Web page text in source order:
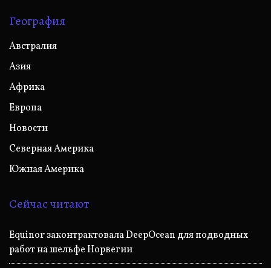
География
Австралия
Азия
Африка
Европа
Новости
Северная Америка
Южная Америка
Сейчас читают
Equinor законтрактовала DeepOcean для подводных
работ на шельфе Норвегии